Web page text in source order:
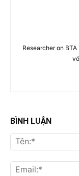
Researcher on
BÌNH LUẬN